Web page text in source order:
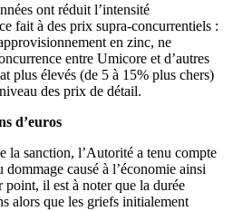
ont réduit l’intensité
fait à des prix supra-concurrentiels :
en zinc, ne
entre Umicore et d’autres
plus élevés (de 5 à 15% plus chers)
des prix de détail.
d’euros
la sanction, l’Autorité a tenu compte
causé à l’économie ainsi
point, il est à noter que la durée
alors que les griefs initialement